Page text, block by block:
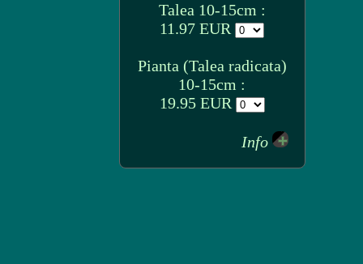
Talea 10-15cm :
11.97 EUR
Pianta (Talea radicata)
10-15cm :
19.95 EUR
Info